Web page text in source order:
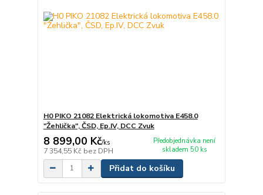
H0 PIKO 21082 Elektrická lokomotiva E458.0
"Žehlička", ČSD, Ep.IV, DCC Zvuk
8 899,00 Kč/ks
7 354,55 Kč bez DPH
Předobjednávka není
skladem 50 ks
Přidat do košíku